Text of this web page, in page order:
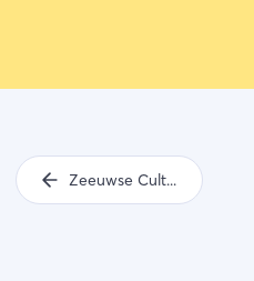
Zeeuwse Cultuur Agenda tips week 19